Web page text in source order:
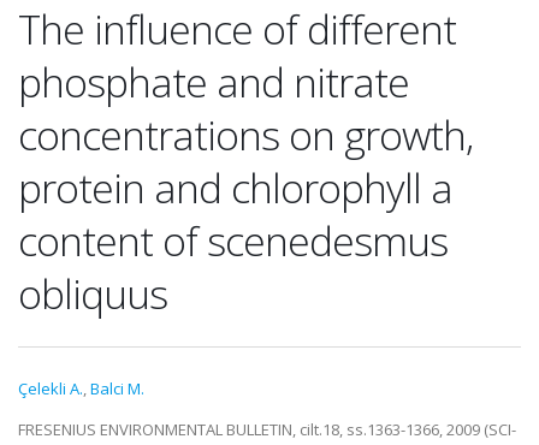
The influence of different
phosphate and nitrate
concentrations on growth,
protein and chlorophyll a
content of scenedesmus
obliquus
Çelekli A.,Balci M.
FRESENIUS ENVIRONMENTAL BULLETIN, cilt.18, ss.1363-1366, 2009 (SCI-